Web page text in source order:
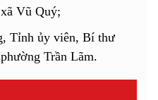
Vũ Quý;
Tỉnh ủy viên, Bí thư
Trần Lãm.